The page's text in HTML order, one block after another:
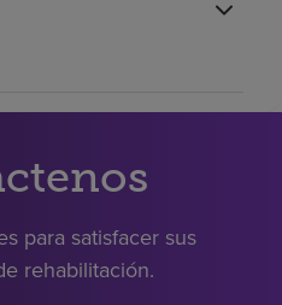
para satisfacer sus
rehabilitación.